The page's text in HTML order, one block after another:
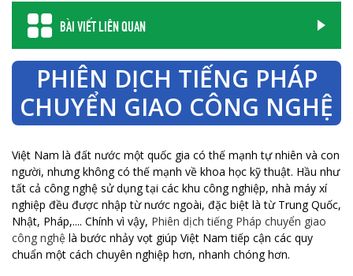
BÀI VIẾT LIÊN QUAN
PHIÊN DỊCH TIẾNG PHÁP
CHUYỂN GIAO CÔNG NGHỆ
Việt Nam là đất nước một quốc gia có thế mạnh tự nhiên và con
người, nhưng không có thế mạnh về khoa học kỹ thuật. Hầu như
tất cả công nghệ sử dụng tại các khu công nghiệp, nhà máy xí
nghiệp đều được nhập từ nước ngoài, đặc biệt là từ Trung Quốc,
Nhật, Pháp,.... Chính vì vậy, Phiên dịch tiếng Pháp chuyển giao
công nghệ là bước nhảy vọt giúp Việt Nam tiếp cận các quy
chuẩn một cách chuyên nghiệp hơn, nhanh chóng hơn.